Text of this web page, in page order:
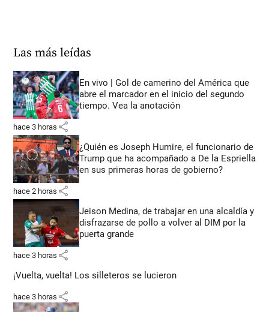
Las más leídas
En vivo | Gol de camerino del América que
abre el marcador en el inicio del segundo
tiempo. Vea la anotación
hace 3 horas share
¿Quién es Joseph Humire, el funcionario de
Trump que ha acompañado a De la Espriella
en sus primeras horas de gobierno?
hace 2 horas share
Jeison Medina, de trabajar en una alcaldía y
disfrazarse de pollo a volver al DIM por la
puerta grande
hace 3 horas share
¡Vuelta, vuelta! Los silleteros se lucieron
hace 3 horas share